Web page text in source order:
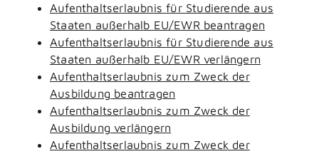
Aufenthaltserlaubnis für Studierende aus
Staaten außerhalb EU/EWR beantragen
Aufenthaltserlaubnis für Studierende aus
Staaten außerhalb EU/EWR verlängern
Aufenthaltserlaubnis zum Zweck der
Ausbildung beantragen
Aufenthaltserlaubnis zum Zweck der
Ausbildung verlängern
Aufenthaltserlaubnis zum Zweck der